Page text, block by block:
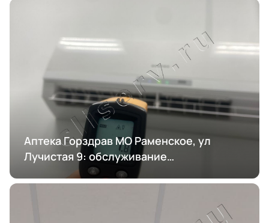
Аптека Горздрав МО Раменское, ул
Лучистая 9: обслуживание
кондиционирования